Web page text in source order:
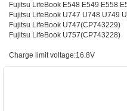
Fujitsu LifeBook E548 E549 E558
Fujitsu LifeBook U747 U748 U749
Fujitsu LifeBook U747(CP743229)
Fujitsu LifeBook U757(CP743228)
Charge limit voltage:16.8V